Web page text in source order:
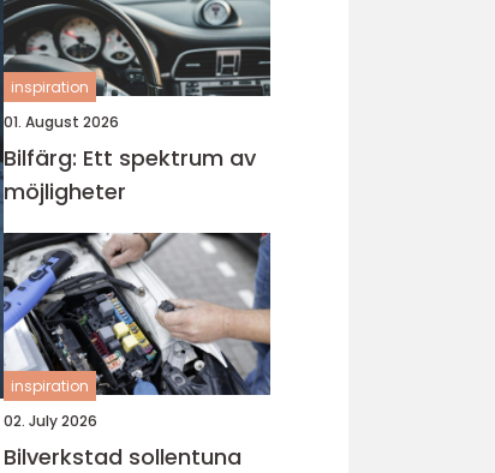
inspiration
01. August 2026
Bilfärg: Ett spektrum av
möjligheter
inspiration
02. July 2026
Bilverkstad sollentuna